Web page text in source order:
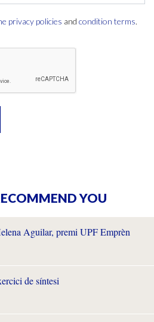
privacy policies and condition terms.
YOU
Aguilar, premi UPF Emprèn
de síntesi